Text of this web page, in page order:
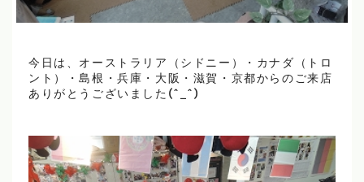
今日は、オーストラリア（シドニー）・カナダ（トロ
ント）・島根・兵庫・大阪・滋賀・京都からのご来店
ありがとうございました(^_^)